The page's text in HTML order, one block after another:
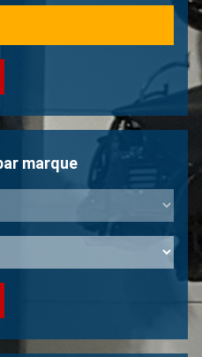
À propos de nous
Vendre une Volvo?
Non trouvée?
marque